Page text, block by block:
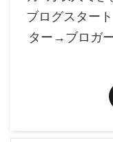
ブログスター
ター→ブロガ